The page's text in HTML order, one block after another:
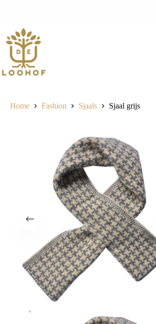
inhoud
Home Fashion Sjaals Sjaal grijs